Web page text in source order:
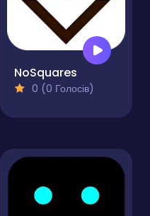
NoSquares
0 (0 Голосів)